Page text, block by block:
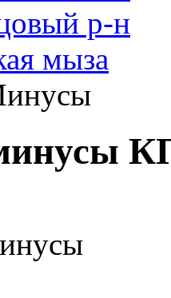
р-н
мыза